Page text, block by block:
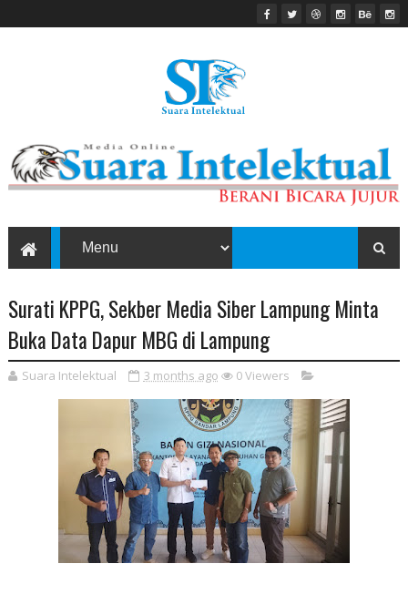
Surati KPPG, Sekber Media Siber Lampung Minta
Buka Data Dapur MBG di Lampung
Suara Intelektual 3 months ago 0Viewers